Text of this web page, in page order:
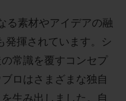
る素材やアイデアの融
発揮されています。シ
常識を覆すコンセプ
ロはさまざまな独自
生み出しました。自